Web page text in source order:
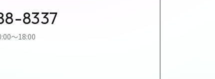
8337
〜18:00